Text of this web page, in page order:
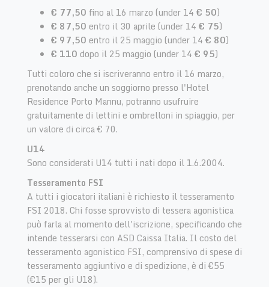
€ 77,50 fino al 16 marzo (under 14 € 50)
€ 87,50 entro il 30 aprile (under 14 € 75)
€ 97,50 entro il 25 maggio (under 14 € 80)
€ 110 dopo il 25 maggio (under 14 € 95)
Tutti coloro che si iscriveranno entro il 16 marzo,
prenotando anche un soggiorno presso l'Hotel
Residence Porto Mannu, potranno usufruire
gratuitamente di lettini e ombrelloni in spiaggio, per
un valore di circa € 70.
U14
Sono considerati U14 tutti i nati dopo il 1.6.2004.
Tesseramento FSI
A tutti i giocatori italiani è richiesto il tesseramento
FSI 2018. Chi fosse sprovvisto di tessera agonistica
può farla al momento dell'iscrizione, specificando che
intende tesserarsi con ASD Caissa Italia. Il costo del
tesseramento agonistico FSI, comprensivo di spese di
tesseramento aggiuntivo e di spedizione, è di €55
(€15 per gli U18).